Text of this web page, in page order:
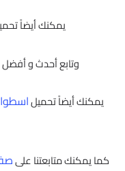
يمكنك أيضاً
وتابع أحدث و أفضل
يمكنك أيضاً تحميل
كما يمكنك متابعتنا على